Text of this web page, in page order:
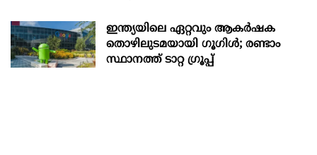
ഇന്ത്യയിലെ ഏറ്റവും ആകര്‍ഷക
തൊഴിലുടമയായി ഗൂഗിള്‍; രണ്ടാം
സ്ഥാനത്ത് ടാറ്റ ഗ്രൂപ്പ്